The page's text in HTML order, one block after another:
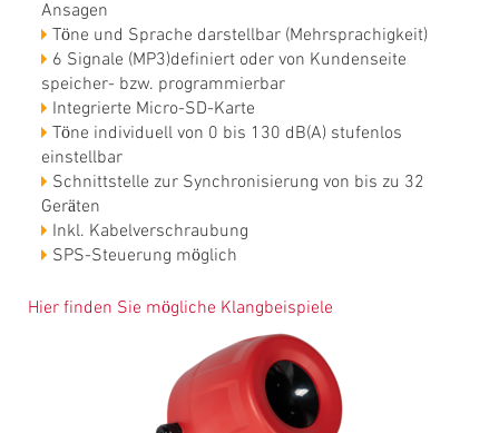
NEWS
KONTAKT
Ansagen
Töne und Sprache darstellbar (Mehrsprachigkeit)
6 Signale (MP3)definiert oder von Kundenseite
speicher- bzw. programmierbar
Integrierte Micro-SD-Karte
Töne individuell von 0 bis 130 dB(A) stufenlos
einstellbar
Schnittstelle zur Synchronisierung von bis zu 32
Geräten
Inkl. Kabelverschraubung
SPS-Steuerung möglich
Hier finden Sie mögliche Klangbeispiele